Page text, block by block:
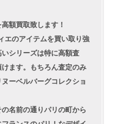
額買取致します！
エのアイテムを買い取り強
シリーズは特に高額査
ます。もちろん査定のみ
ーベルバーグコレクショ
名前の通りパリの町から